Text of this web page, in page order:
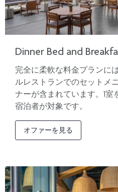
Dinner Bed and
完全に柔軟な料金プランに
ルレストランでのセットメ
ナーが含まれています。1室
宿泊者が対象です。
オファーを見る